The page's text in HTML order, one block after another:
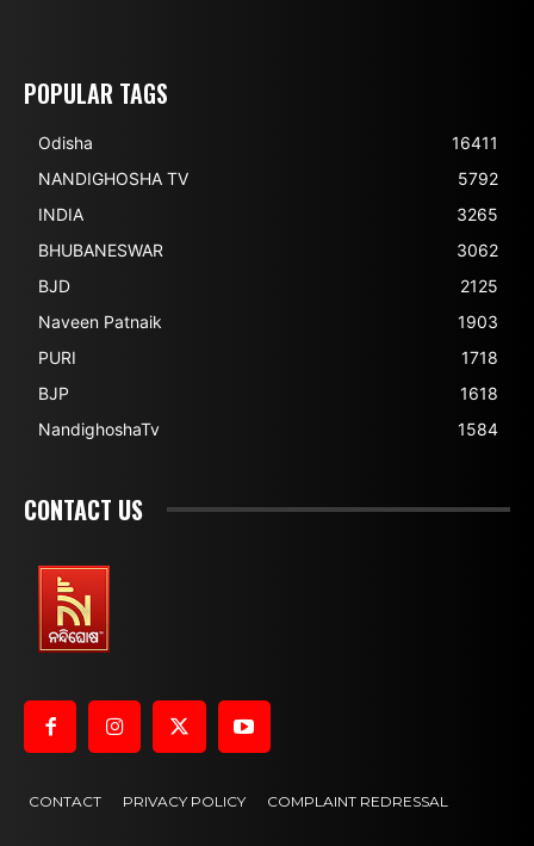
POPULAR TAGS
Odisha
16411
NANDIGHOSHA TV
5792
INDIA
3265
BHUBANESWAR
3062
BJD
2125
Naveen Patnaik
1903
PURI
1718
BJP
1618
NandighoshaTv
1584
CONTACT US
CONTACT PRIVACY POLICY COMPLAINT REDRESSAL